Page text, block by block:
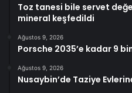
Toz tanesi bile servet
mineral keşfedildi
Ağustos 9, 2026
Porsche 2035’e kadar 9
Ağustos 9, 2026
Nusaybin’de Taziye